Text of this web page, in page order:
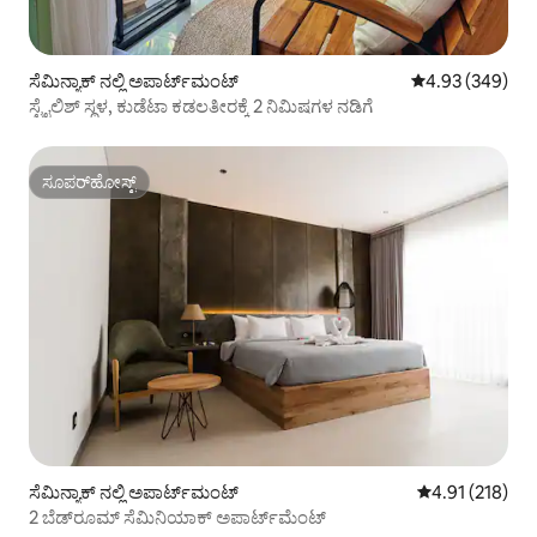
ಸೆಮಿನ್ಯಾಕ್ ನಲ್ಲಿ ಅಪಾರ್ಟ್‌ಮಂಟ್ 5 ರಲ್ಲಿ 4.93
4.93 (349)
ಸ್ಟೈಲಿಶ್ ಸ್ಥಳ, ಕುಡೆಟಾ ಕಡಲತೀರಕ್ಕೆ 2 ನಿಮಿಷಗಳ ನಡಿಗೆ
ಸೂಪರ್‌ಹೋಸ್ಟ್
ಸೂಪರ್‌ಹೋಸ್ಟ್
ಸೆಮಿನ್ಯಾಕ್ ನಲ್ಲಿ ಅಪಾರ್ಟ್‌ಮಂಟ್ 5 ರಲ್ಲಿ 4.91
4.91 (218)
2 ಬೆಡ್‌ರೂಮ್ ಸೆಮಿನಿಯಾಕ್ ಅಪಾರ್ಟ್‌ಮೆಂಟ್